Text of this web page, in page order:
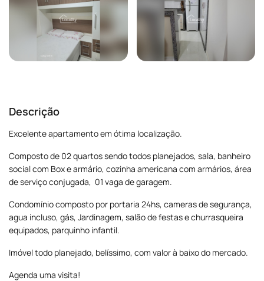
Descrição
Excelente apartamento em ótima localização.
Composto de 02 quartos sendo todos planejados, sala, banheiro
social com Box e armário, cozinha americana com armários, área
de serviço conjugada, 01 vaga de garagem.
Condomínio composto por portaria 24hs, cameras de segurança,
agua incluso, gás, Jardinagem, salão de festas e churrasqueira
equipados, parquinho infantil.
Imóvel todo planejado, belíssimo, com valor à baixo do mercado.
Agenda uma visita!